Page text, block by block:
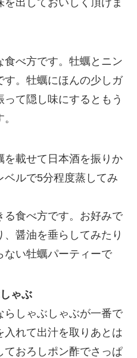
食べ方です。牡蠣とニン
す。牡蠣にほんの少しガ
て隠し味にするともう
を載せて日本酒を振りか
ベルで5分程度蒸してみ
る食べ方です。お好みで
醤油を垂らしてみたり
ない牡蠣パーティーで
ゃぶ
らしゃぶしゃぶが一番で
入れて出汁を取りあとは
ておろしポン酢でさっぱ